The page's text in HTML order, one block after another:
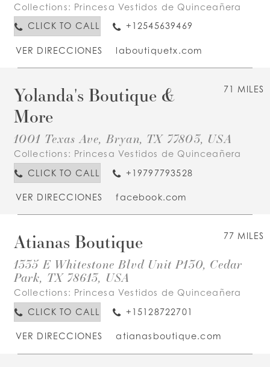
Collections: Princesa Vestidos de Quinceañera
CLICK TO CALL
+12545639469
VER DIRECCIONES laboutiquetx.com
71 MILES
Yolanda's Boutique &
More
1001 Texas Ave, Bryan, TX 77803, USA
Collections: Princesa Vestidos de Quinceañera
CLICK TO CALL
+19797793528
VER DIRECCIONES facebook.com
77 MILES
Atianas Boutique
1335 E Whitestone Blvd Unit P130, Cedar
Park, TX 78613, USA
Collections: Princesa Vestidos de Quinceañera
CLICK TO CALL
+15128722701
VER DIRECCIONES atianasboutique.com